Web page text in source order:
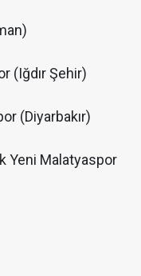
(Iğdır Şehir)
(Diyarbakır)
Yeni Malatyaspor